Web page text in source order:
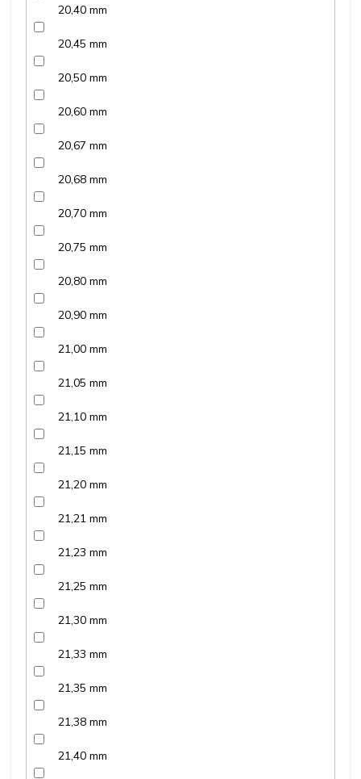
20,40 mm
20,45 mm
20,50 mm
20,60 mm
20,67 mm
20,68 mm
20,70 mm
20,75 mm
20,80 mm
20,90 mm
21,00 mm
21,05 mm
21,10 mm
21,15 mm
21,20 mm
21,21 mm
21,23 mm
21,25 mm
21,30 mm
21,33 mm
21,35 mm
21,38 mm
21,40 mm